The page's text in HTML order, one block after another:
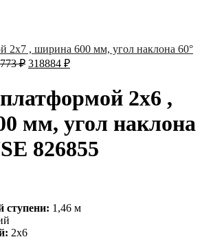
2х7 , ширина 600 мм, угол наклона 60°
₽ 318884 ₽
2х6 ,
мм, угол наклона
826855
ступени: 1,46 м
2х6